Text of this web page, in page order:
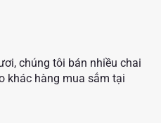
chúng tôi bán nhiều chai
khác hàng mua sắm tại